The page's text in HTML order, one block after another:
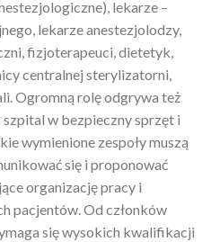
lekarze –
lekarze anestezjolodzy,
fizjoterapeuci, dietetyk,
centralnej sterylizatorni,
Ogromną rolę odgrywa też
szpital w bezpieczny sprzęt i
wymienione zespoły muszą
się i proponować
organizację pracy i
pacjentów. Od członków
się wysokich kwalifikacji